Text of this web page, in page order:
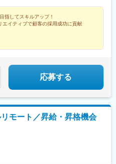
園駅、東池袋四丁目駅、京成関屋
日本大通り駅、関内駅、八丁畷駅、
台場海浜公園駅
指してスキルアップ！
エイティブで顧客の採用成功に貢献
応募する
モート／昇給・昇格機会